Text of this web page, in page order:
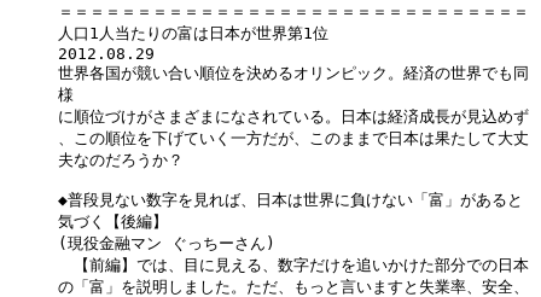
＝＝＝＝＝＝＝＝＝＝＝＝＝＝＝＝＝＝＝＝＝＝＝＝＝＝＝＝＝＝
人口1人当たりの富は日本が世界第1位
2012.08.29
世界各国が競い合い順位を決めるオリンピック。経済の世界でも同
様
に順位づけがさまざまになされている。日本は経済成長が見込めず
、この順位を下げていく一方だが、このままで日本は果たして大丈
夫なのだろうか？
◆普段見ない数字を見れば、日本は世界に負けない「富」があると
気づく【後編】
(現役金融マン ぐっちーさん)
【前編】では、目に見える、数字だけを追いかけた部分での日本
の「富」を説明しました。ただ、もっと言いますと失業率、安全、